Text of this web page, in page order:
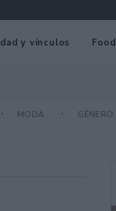
y vínculos Food
MODA GÉNERO